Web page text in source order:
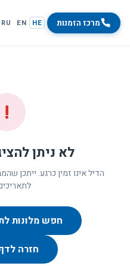
מרכז הזמנות HE
EN
RU
!
לא ניתן
הדיל אינו זמין כרגע. ייתכן
חפש מלונות
חזרה